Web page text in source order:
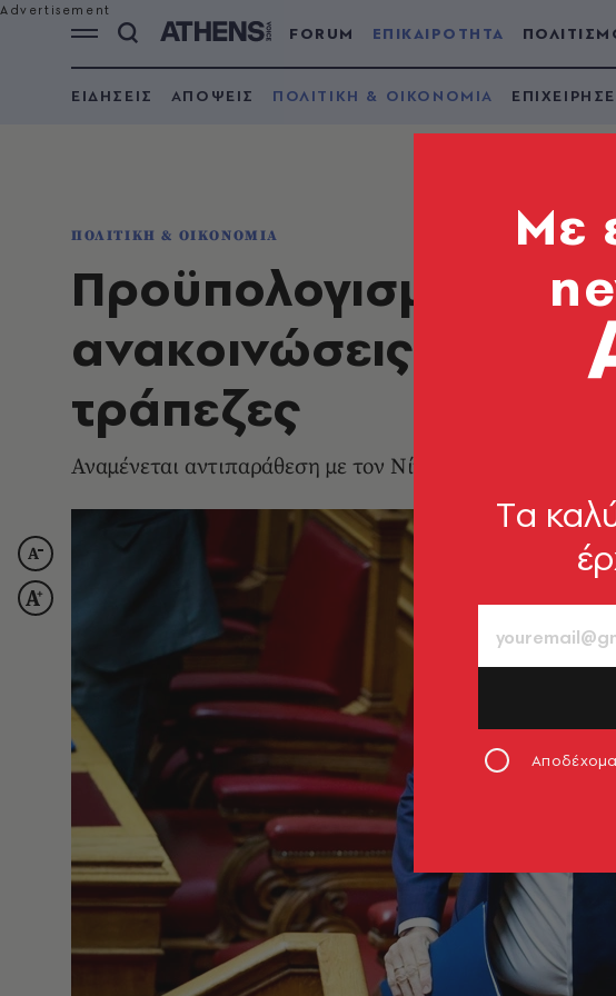
FORUM ΕΠΙΚΑΙΡΟΤΗΤΑ
ΕΙΔΗΣΕΙΣ ΑΠΟΨΕΙΣ ΠΟΛΙΤΙΚΗ & ΟΙΚΟΝΟΜΙΑ
ΠΟΛΙΤΙΚΗ & ΟΙΚΟΝΟΜΙΑ
Προϋπολογισμός
ανακοινώσεις του Κ.
τράπεζες
Αναμένεται αντιπαράθεση με τον Νίκο Ανδρουλάκη
Mε
Tα